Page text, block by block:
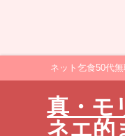
ネット乞食50代
真・モ
ネエ的